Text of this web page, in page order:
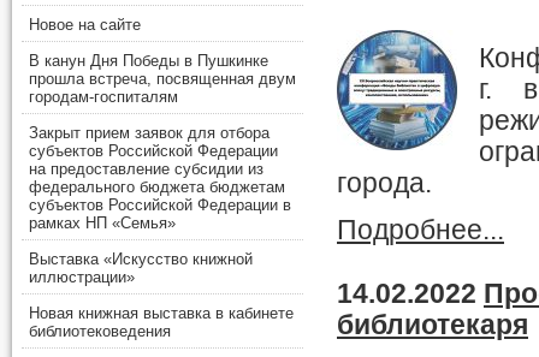
Новое на сайте
В канун Дня Победы в Пушкинке
прошла встреча, посвященная двум
городам-госпиталям
Закрыт прием заявок для отбора
субъектов Российской Федерации
на предоставление субсидии из
федерального бюджета бюджетам
субъектов Российской Федерации в
рамках НП «Семья»
Выставка «Искусство книжной
иллюстрации»
Новая книжная выставка в кабинете
библиотековедения
г. в
города.
Подробнее...
14.02.2022
библиотекаря